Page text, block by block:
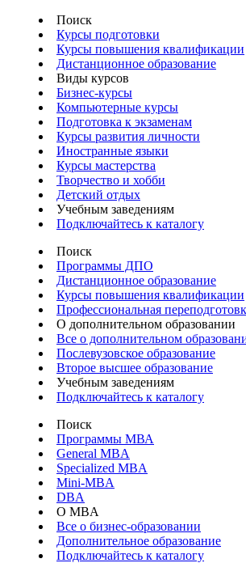
Поиск
Курсы подготовки
Курсы повышения квалификации
Дистанционное образование
Виды курсов
Бизнес-курсы
Компьютерные курсы
Подготовка к экзаменам
Курсы развития личности
Иностранные языки
Курсы мастерства
Творчество и хобби
Детский отдых
Учебным заведениям
Подключайтесь к каталогу
Поиск
Программы ДПО
Дистанционное образование
Курсы повышения квалификации
Профессиональная
О дополнительном образовании
Все о дополнительном
Послевузовское образование
Второе высшее образование
Учебным заведениям
Подключайтесь к каталогу
Поиск
Программы МВА
General MBA
Specialized MBA
Mini-MBA
DBA
О MBA
Все о бизнес-образовании
Дополнительное образование
Подключайтесь к каталогу